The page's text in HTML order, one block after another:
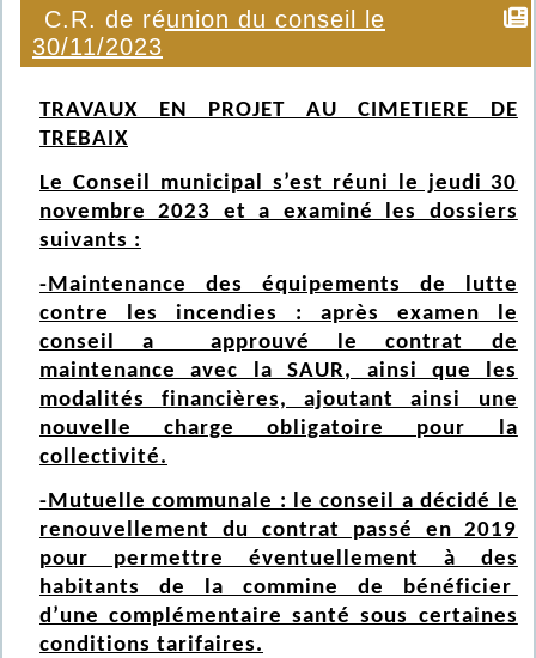
C.R. de réunion du conseil le
30/11/2023
TRAVAUX EN PROJET AU CIMETIERE DE
TREBAIX
Le Conseil municipal s’est réuni le jeudi 30
novembre 2023 et a examiné les dossiers
suivants :
-Maintenance des équipements de lutte
contre les incendies : après examen le
conseil a approuvé le contrat de
maintenance avec la SAUR, ainsi que les
modalités financières, ajoutant ainsi une
nouvelle charge obligatoire pour la
collectivité.
-Mutuelle communale : le conseil a décidé le
renouvellement du contrat passé en 2019
pour permettre éventuellement à des
habitants de la commine de bénéficier
d’une complémentaire santé sous certaines
conditions tarifaires.